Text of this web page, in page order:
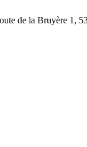
de la Bruyère 1,